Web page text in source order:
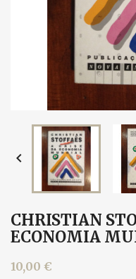

CHRISTIAN
ECONOMIA
10,00 €